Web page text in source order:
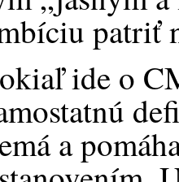
patriť
ide o
a